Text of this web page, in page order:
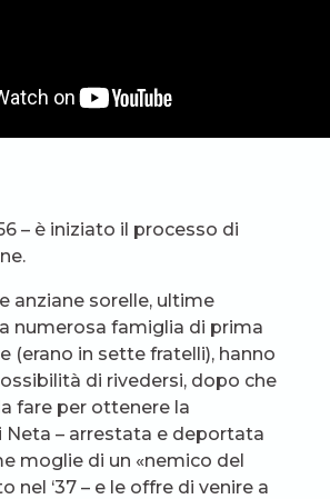
– è iniziato il processo di
anziane sorelle, ultime
numerosa famiglia di prima
(erano in sette fratelli), hanno
di rivedersi, dopo che
fare per ottenere la
Neta – arrestata e deportata
moglie di un «nemico del
nel ‘37 – e le offre di venire a